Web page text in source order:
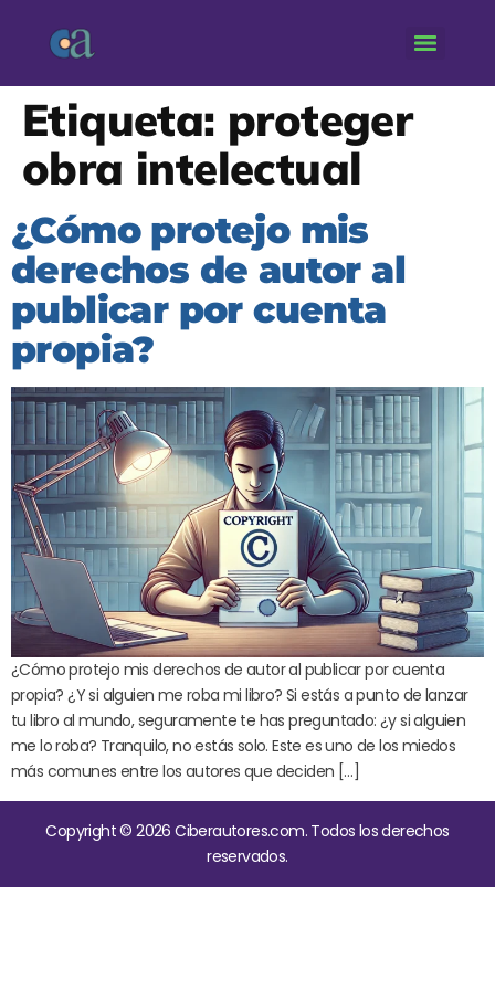
Etiqueta: proteger
obra intelectual
¿Cómo protejo mis
derechos de autor al
publicar por cuenta
propia?
¿Cómo protejo mis derechos de autor al publicar por cuenta
propia? ¿Y si alguien me roba mi libro? Si estás a punto de lanzar
tu libro al mundo, seguramente te has preguntado: ¿y si alguien
me lo roba? Tranquilo, no estás solo. Este es uno de los miedos
más comunes entre los autores que deciden […]
Copyright © 2026 Ciberautores.com. Todos los derechos
reservados.